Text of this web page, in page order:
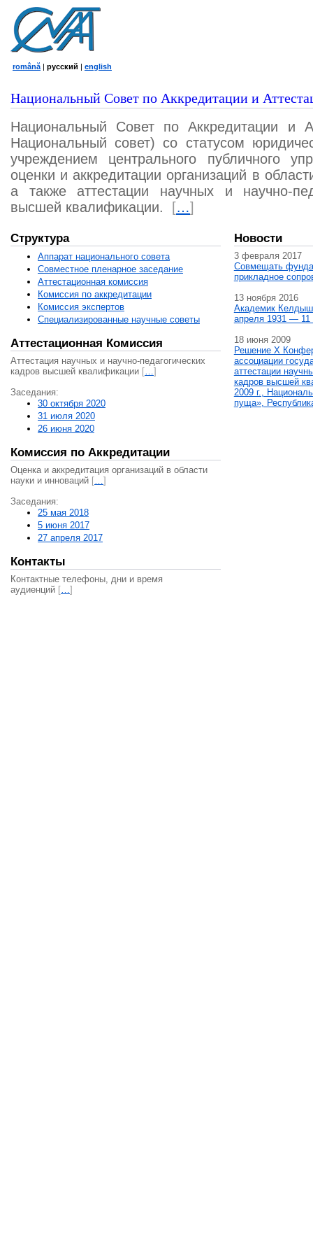
română | русский | english
Национальный Совет по Аккредитации и
Национальный Совет по Аккредитации и
Национальный совет) со статусом
учреждением центрального публичного
оценки и аккредитации организаций в
а также аттестации научных и научно-
высшей квалификации.
[…]
Структура
Аппарат национального совета
Совместное пленарное заседание
Аттестационная комисcия
Комиссия по аккредитации
Комиссия экспертов
Специализированные научные советы
Аттестационная Комиссия
Аттестация научных и научно-педагогических
кадров высшей квалификации […]
Заседания:
30 октября 2020
31 июля 2020
26 июня 2020
Комиссия по Аккредитации
Оценка и аккредитация организаций в области
науки и инноваций […]
Заседания:
25 мая 2018
5 июня 2017
27 апреля 2017
Контакты
Контактные телефоны, дни и время
аудиенций […]
Новости
3 февраля 2017
Совмещать
прикладное
13 ноября 2016
Академик
апреля 1931 — 11
18 июня 2009
Решение X
ассоциации
аттестации
кадров высшей
2009 г.,
пуща»,